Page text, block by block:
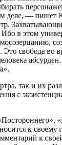
деле, —
в этом
свобода во
так и их
с
к
к